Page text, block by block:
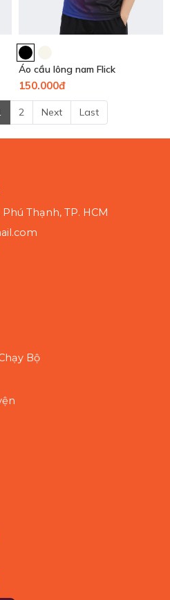
Áo cầu lông nam Flick
150.000đ
2 Next Last
Thạnh, TP. HCM
Bộ